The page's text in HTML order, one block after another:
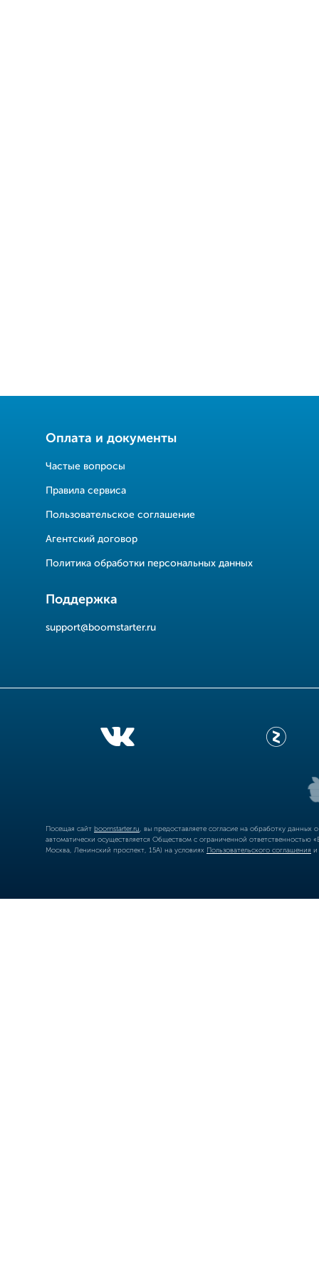
Оплата и документы
Частые вопросы
Правила сервиса
Пользовательское соглашение
Агентский договор
Политика обработки персональных данных
Поддержка
support@boomstarter.ru
Посещая сайт boomstarter.ru , вы предоставляете согласие на обработку
автоматически осуществляется Обществом с ограниченной
Москва, Ленинский проспект, 15А) на условиях Пользовательского соглашения и